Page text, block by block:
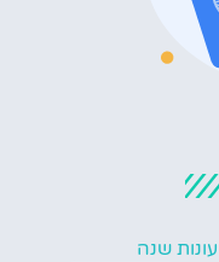
עונות שנה